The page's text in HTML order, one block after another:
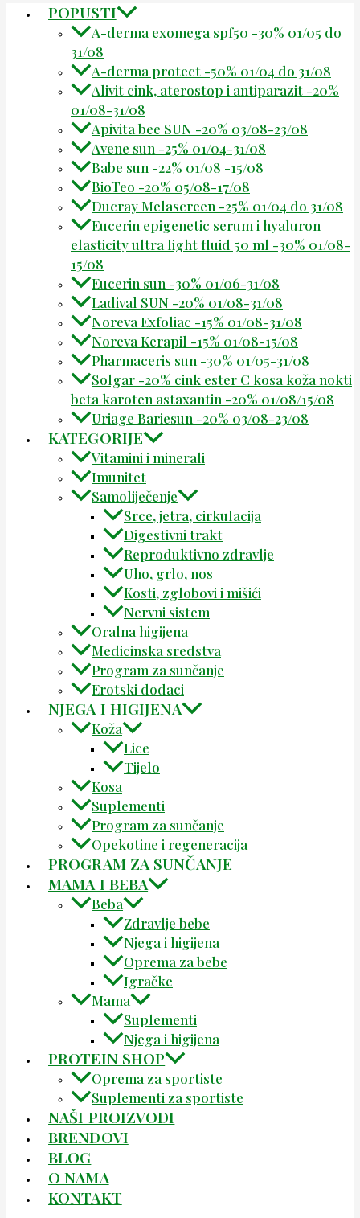
POPUSTI
A-derma exomega spf50 -30% 01/05 do
31/08
A-derma protect -50% 01/04 do 31/08
Alivit cink, aterostop i antiparazit -20%
01/08-31/08
Apivita bee SUN -20% 03/08-23/08
Avene sun -25% 01/04-31/08
Babe sun -22% 01/08 -15/08
BioTeo -20% 05/08-17/08
Ducray Melascreen -25% 01/04 do 31/08
Eucerin epigenetic serum i hyaluron
elasticity ultra light fluid 50 ml -30% 01/08-
15/08
Eucerin sun -30% 01/06-31/08
Ladival SUN -20% 01/08-31/08
Noreva Exfoliac -15% 01/08-31/08
Noreva Kerapil -15% 01/08-15/08
Pharmaceris sun -30% 01/05-31/08
Solgar -20% cink ester C kosa koža nokti
beta karoten astaxantin -20% 01/08/15/08
Uriage Bariesun -20% 03/08-23/08
KATEGORIJE
Vitamini i minerali
Imunitet
Samoliječenje
Srce, jetra, cirkulacija
Digestivni trakt
Reproduktivno zdravlje
Uho, grlo, nos
Kosti, zglobovi i mišići
Nervni sistem
Oralna higijena
Medicinska sredstva
Program za sunčanje
Erotski dodaci
NJEGA I HIGIJENA
Koža
Lice
Tijelo
Kosa
Suplementi
Program za sunčanje
Opekotine i regeneracija
PROGRAM ZA SUNČANJE
MAMA I BEBA
Beba
Zdravlje bebe
Njega i higijena
Oprema za bebe
Igračke
Mama
Suplementi
Njega i higijena
PROTEIN SHOP
Oprema za sportiste
Suplementi za sportiste
NAŠI PROIZVODI
BRENDOVI
BLOG
O NAMA
KONTAKT